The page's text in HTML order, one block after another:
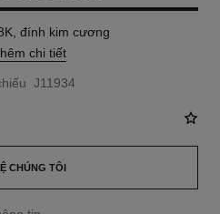
đính kim cương
chi tiết
J11934
CHÚNG TÔI